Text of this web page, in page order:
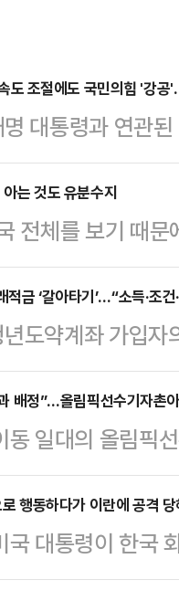
도 조절에도 국민의힘 '강
대통령과 연관
하고 있다. 더불어
을 요구하는 목소
깨달았기 때문이
각하느냐가 선거
훈 서울시장 후
도지사 후보·김진
무 전북…
는 것도 유분수지
전체를 보기 때
법안 하나, 여기
, 신중해달라고 요
난 3일 대구시당
의한 천준호 민주
민주당 내에서 김
적으로 피력했다.
히’ 처리해…
금 ‘갈아타기’…“소득·조건
도약계좌 가입
‘조건별 차등 지
이다.소득 기준과
능하다.6일 금융
회의’를 열고 상
6월 한 달간만 청
방식으로 진행되
은 유지된다…
정”…올림픽선수기자촌아
동 일대의 올림픽
.6일 정비업계에
트 재건축정비사
(초안)’에 대해
내달 1일까지 진
행동하다가 이란에 공격
국 대통령이 한국
을 받은 것”이라